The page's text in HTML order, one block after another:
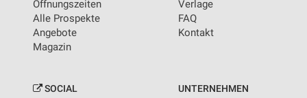
Öffnungszeiten
Alle Prospekte
Angebote
Magazin
Verlage
FAQ
Kontakt
SOCIAL UNTERNEHMEN